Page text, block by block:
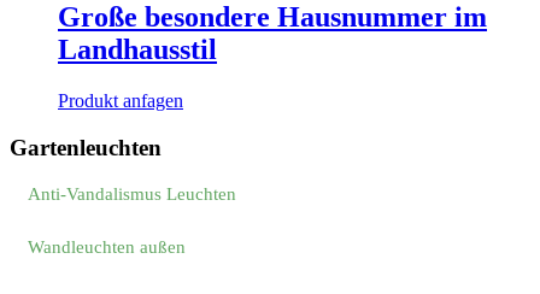
Große besondere Hausnummer im
Landhausstil
Produkt anfagen
Gartenleuchten
Anti-Vandalismus Leuchten
Wandleuchten außen